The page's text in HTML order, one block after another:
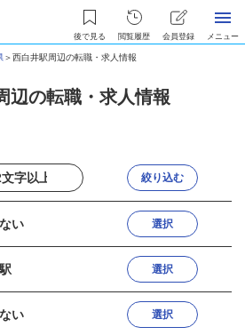
後で見る 閲覧履歴 会員登録 メニュー
＞西白井駅周辺の転職・求人情報
辺の転職・求人情報
絞り込む
い 選択
選択
い 選択